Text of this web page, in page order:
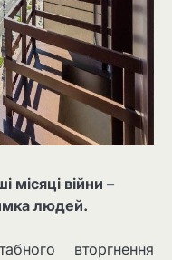
місяці війни –
людей.
вторгнення